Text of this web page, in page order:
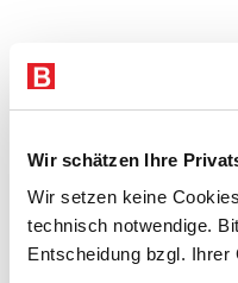
Wir schätzen Ihre
Wir setzen keine
technisch notwendige.
Entscheidung bzgl. Ihrer